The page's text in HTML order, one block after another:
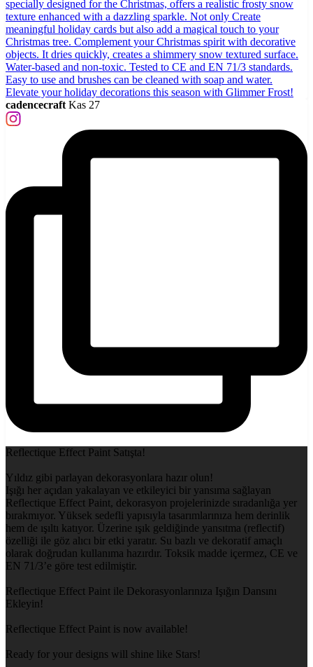
cadencecraft Kas 27
Reflectique Effect Paint Satışta!
Yıldız gibi parlayan dekorasyonlara hazır olun!
Işığı her açıdan yakalayan ve etkileyici bir yansıma sağlayan
Reflectique Effect Paint, dekorasyon projelerinizde sıradanlığa yer
bırakmıyor. Yüksek sedefli yapısıyla tasarımlarınıza hem derinlik
hem de ışıltı katıyor. Üzerine ışık geldiğinde yansıtma (reflectif)
özelliği ile göz alıcı bir etki yaratır. Su bazlı ve dekoratif amaçlı
olarak doğrudan kullanıma hazırdır. Toksik madde içermez, CE ve
EN 71/3’e göre test edilmiştir.
Reflectique Effect Paint ile Dekorasyonlarınıza Işığın Dansını
Ekleyin!
Reflectique Effect Paint is now available!
Ready for your designs will shine like Stars!